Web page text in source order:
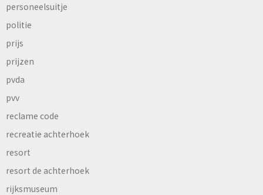
personeelsuitje
politie
prijs
prijzen
pvda
pvv
reclame code
recreatie achterhoek
resort
resort de achterhoek
rijksmuseum